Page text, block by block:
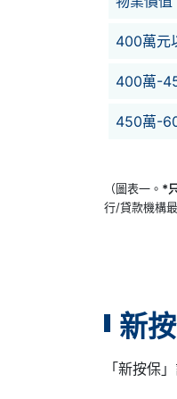
400萬元
400萬-
450萬-
（圖表一。 *
行/貸款機構
新
「新按保